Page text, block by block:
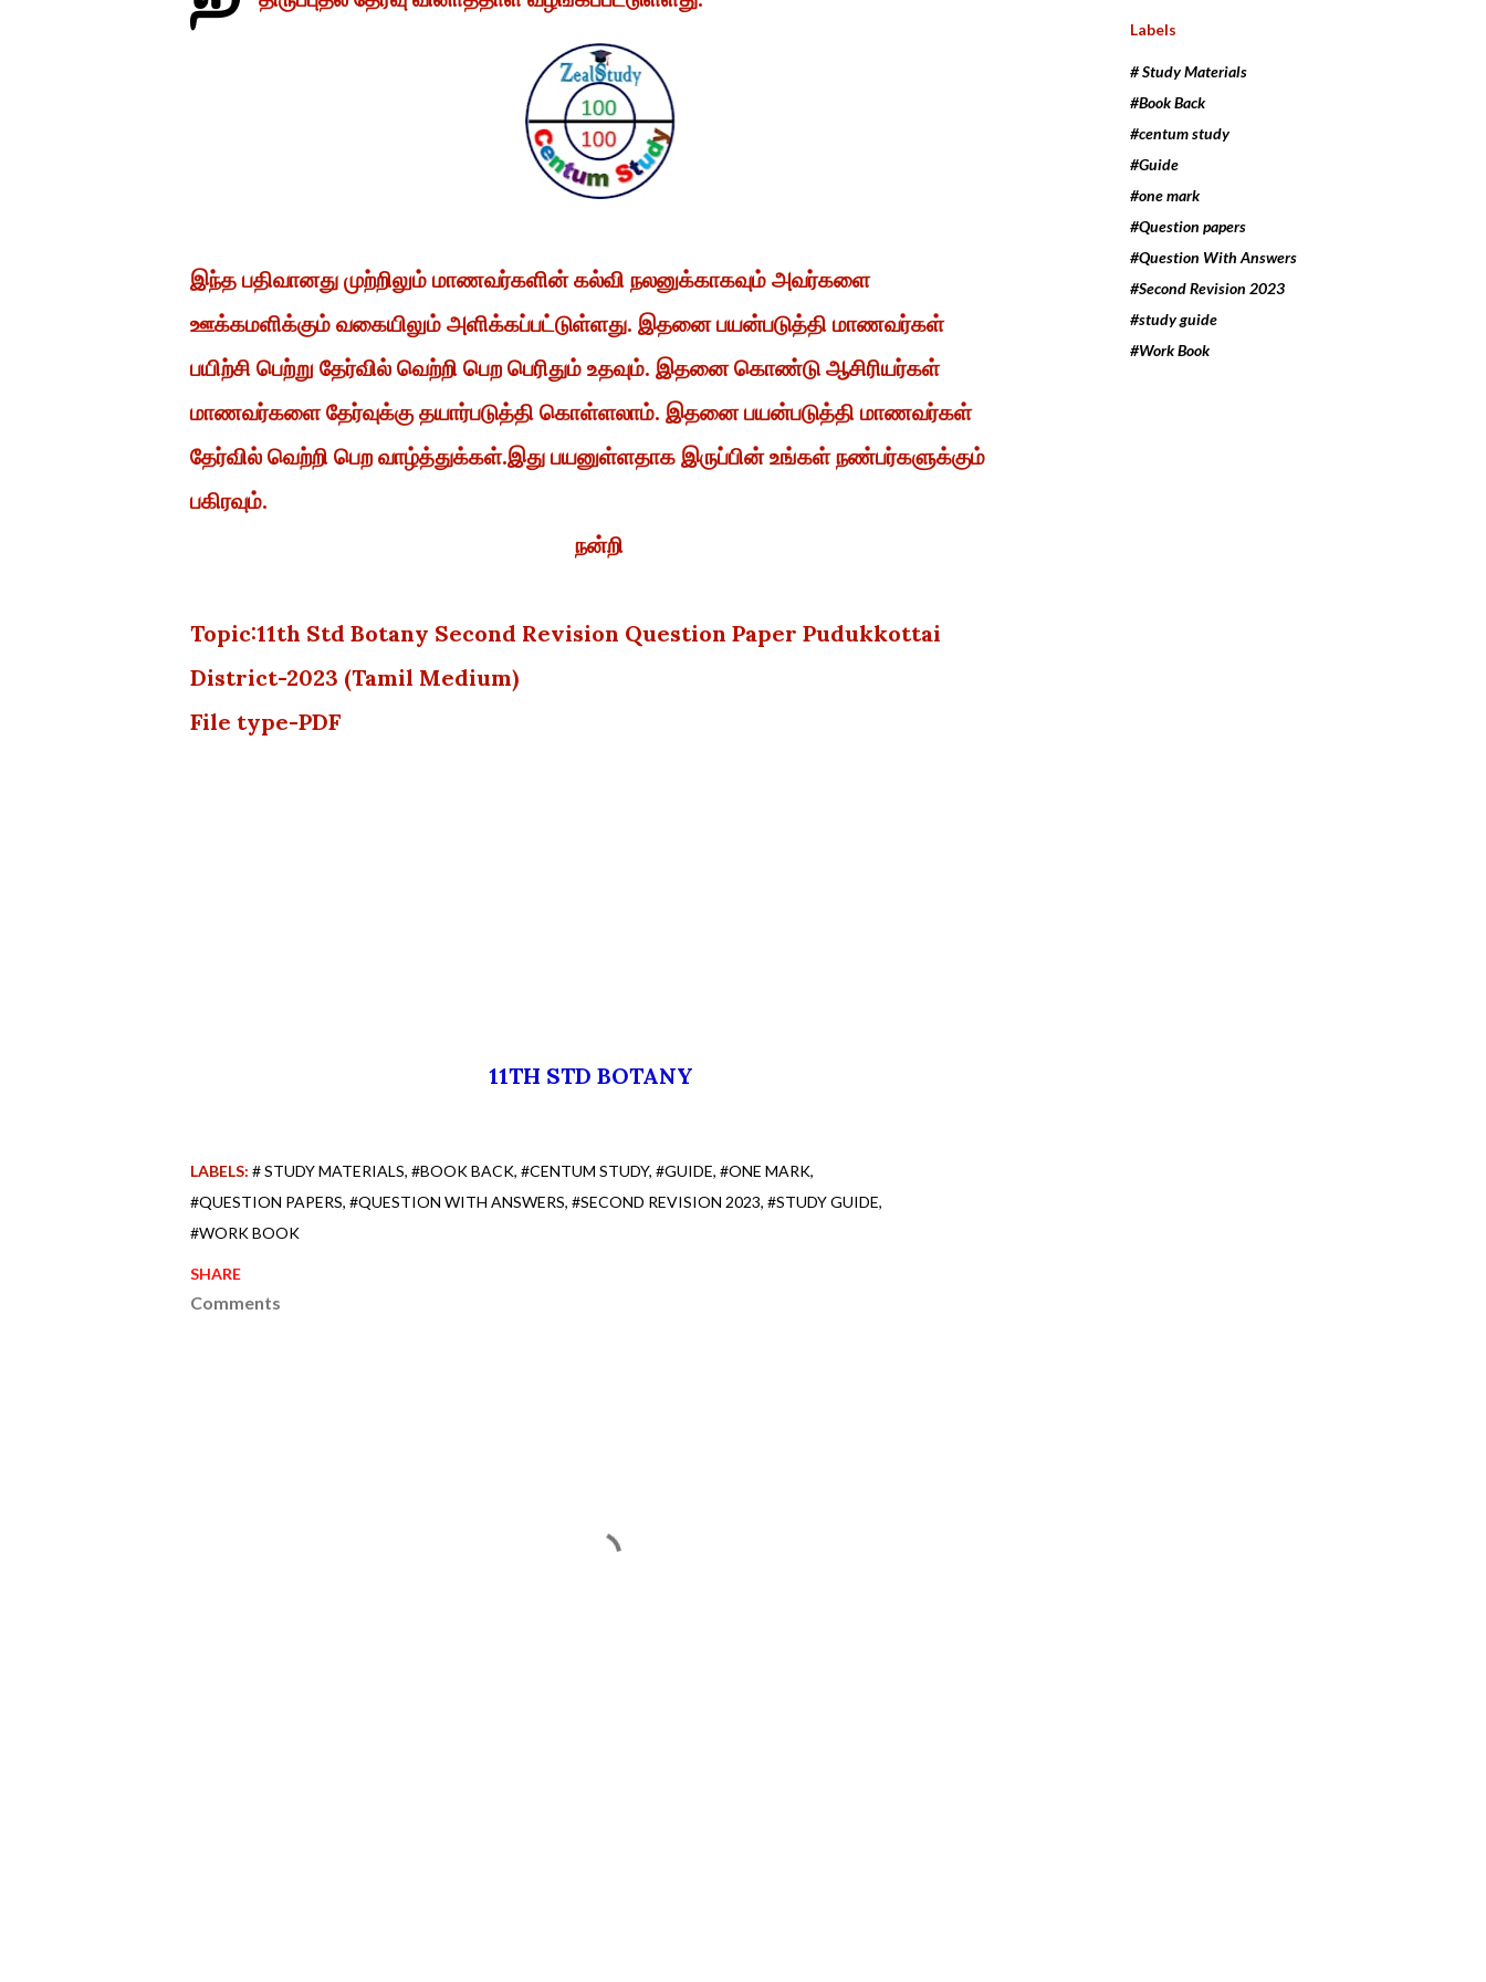
இந்த பதிவானது முற்றிலும் மாணவர்களின் கல்வி நலனுக்காகவும் அவர்களை
ஊக்கமளிக்கும் வகையிலும் அளிக்கப்பட்டுள்ளது. இதனை பயன்படுத்தி மாணவர்கள்
பயிற்சி பெற்று தேர்வில் வெற்றி பெற பெரிதும் உதவும். இதனை கொண்டு ஆசிரியர்கள்
மாணவர்களை தேர்வுக்கு தயார்படுத்தி கொள்ளலாம். இதனை பயன்படுத்தி மாணவர்கள்
தேர்வில் வெற்றி பெற வாழ்த்துக்கள்.இது பயனுள்ளதாக இருப்பின் உங்கள் நண்பர்களுக்கும்
பகிரவும்.
நன்றி
Topic:11th Std Botany Second Revision Question Paper Pudukkottai
District-2023 (Tamil Medium)
File type-PDF
11TH STD BOTANY
Labels
# Study Materials
#Book Back
#centum study
#Guide
#one mark
#Question papers
#Question With Answers
#Second Revision 2023
#study guide
#Work Book
LABELS: # STUDY MATERIALS #BOOK BACK #CENTUM STUDY #GUIDE #ONE MARK
#QUESTION PAPERS #QUESTION WITH ANSWERS #SECOND REVISION 2023 #STUDY GUIDE
#WORK BOOK
SHARE
Comments